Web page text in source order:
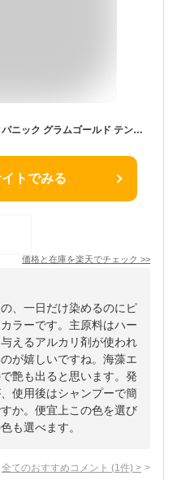
【あす楽】MANIC PANIC マニックパニック グラムゴールド テンポラリーヘアカラー 1日染め【DYE HARD】 50ml【Glam Gold】[ビジュアル系 カラージェル【毛染め】送料無料
トでみる
価格と在庫を楽天でチェック >>
、一日だけ染めるのにピ
ラーです。主原料はハー
えるアルカリ剤が使われ
が嬉しいですね。海藻エ
艶も出ると思います。発
使用後はシャンプーで簡
か。便宜上この色を選び
も選べます。
全てのおすすめコメント (1 件) >